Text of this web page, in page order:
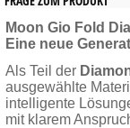
Moon Gio Fold
Eine neue
Als Teil der
ausgewählte
intelligente
mit klarem